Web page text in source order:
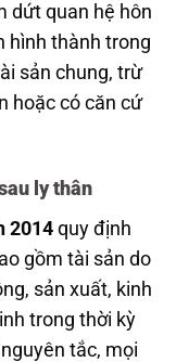
dứt quan hệ hôn
hình thành trong
sản chung, trừ
hoặc có căn cứ
ly thân
2014 quy định
gồm tài sản do
sản xuất, kinh
trong thời kỳ
tắc, mọi